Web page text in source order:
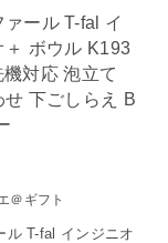
＠ギフト
ル T-fal インジニオ